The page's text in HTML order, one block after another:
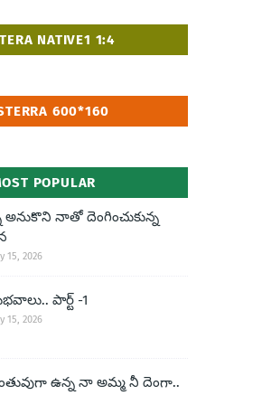
NATIVE1 1:4
600*160
POPULAR
అనుకొని నాతో దెంగించుకున్న
15, 2026
పార్ట్ -1
15, 2026
ఉన్న నా అమ్మ నీ దెంగా..